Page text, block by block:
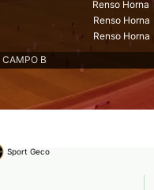
Renso Horna
Renso Horna
Renso Horna
CAMPO B
Sport Geco